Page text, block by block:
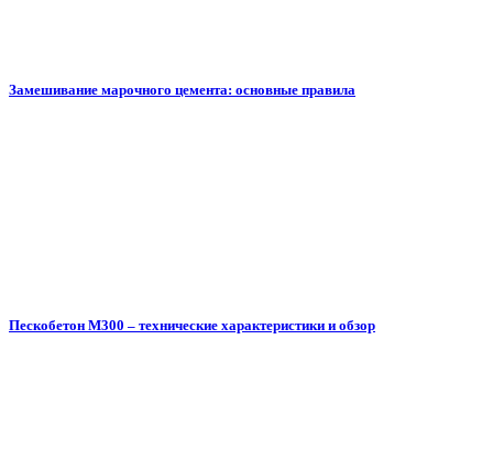
Замешивание марочного цемента: основные правила
Пескобетон М300 – технические характеристики и обзор